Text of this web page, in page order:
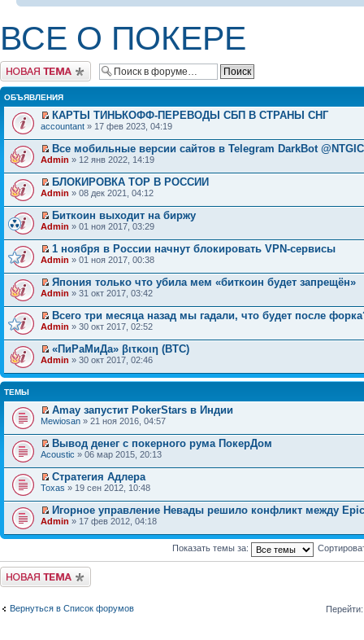
ВСЕ О ПОКЕРЕ
Начать новую тему
ОБЪЯВЛЕНИЯ
КАРТЫ ТИНЬКОФФ-ПЕРЕВОДЫ СБП В СТРАНЫ СНГ
accountant » 17 фев 2023, 04:19
Все мобильные версии сайтов в Telegram DarkBot
Admin » 12 янв 2022, 14:19
БЛОКИРОВКА ТОР В РОССИИ
Admin » 08 дек 2021, 04:12
Биткоин выходит на биржу
Admin » 01 ноя 2017, 03:29
1 ноября в России начнут блокировать VPN-сервисы
Admin » 01 ноя 2017, 00:38
Япония только что убила мем «биткоин будет запрещён»
Admin » 31 окт 2017, 03:42
Всего три месяца назад мы гадали, что будет после
Admin » 30 окт 2017, 02:52
«ПиРаМиДа» βιτκοιη (BTC)
Admin » 30 окт 2017, 02:46
ТЕМЫ
Amay запустит PokerStars в Индии
Mewiosan » 21 ноя 2016, 04:57
Вывод денег с покерного рума ПокерДом
Acoustic » 06 мар 2015, 20:13
Стратегия Адлера
Toxas » 19 сен 2012, 10:48
Игорное управление Невады решило конфликт между
Admin » 17 фев 2012, 04:18
Показать темы за:
Начать новую тему
Вернуться в Список форумов Перейти: